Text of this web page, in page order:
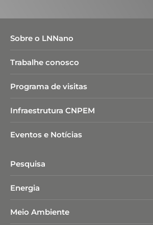
Sobre o LNNano
Trabalhe conosco
Programa de visitas
Infraestrutura CNPEM
Eventos e Notícias
Pesquisa
Energia
Meio Ambiente